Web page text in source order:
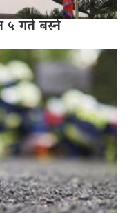
५ गते बस्ने